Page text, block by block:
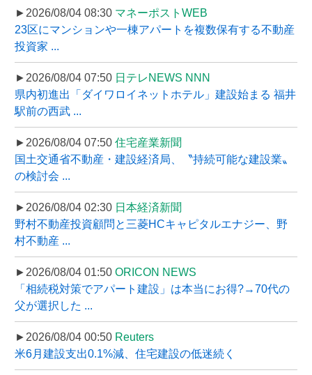
►2026/08/04 08:30 マネーポストWEB
23区にマンションや一棟アパートを複数保有する不動産
投資家 ...
►2026/08/04 07:50 日テレNEWS NNN
県内初進出「ダイワロイネットホテル」建設始まる 福井
駅前の西武 ...
►2026/08/04 07:50 住宅産業新聞
国土交通省不動産・建設経済局、〝持続可能な建設業〟
の検討会 ...
►2026/08/04 02:30 日本経済新聞
野村不動産投資顧問と三菱HCキャピタルエナジー、野
村不動産 ...
►2026/08/04 01:50 ORICON NEWS
「相続税対策でアパート建設」は本当にお得?→70代の
父が選択した ...
►2026/08/04 00:50 Reuters
米6月建設支出0.1%減、住宅建設の低迷続く